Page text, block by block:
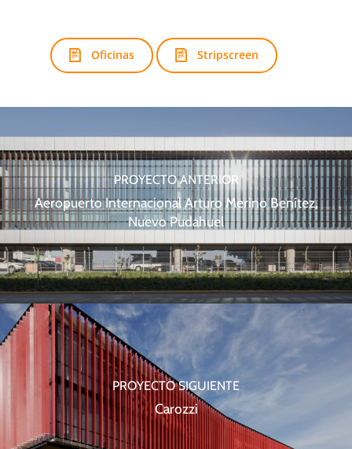
Oficinas Stripscreen
PROYECTO ANTERIOR
Aeropuerto Internacional Arturo Merino Benítez,
Nuevo Pudahuel
PROYECTO SIGUIENTE
Carozzi